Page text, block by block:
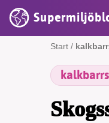
Start /